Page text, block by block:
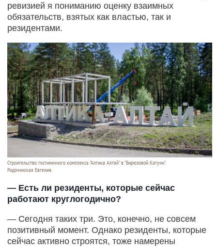
ревизией я пониманию оценку взаимных
обязательств, взятых как властью, так и
резидентами.
Строительство гостиничного комплекса "Алтика Алтай" в "Бирюзовой Катуни".
Родочинская Евгения.
— Есть ли резиденты, которые сейчас
работают круглогодично?
— Сегодня таких три. Это, конечно, не совсем
позитивный момент. Однако резиденты, которые
сейчас активно строятся, тоже намерены